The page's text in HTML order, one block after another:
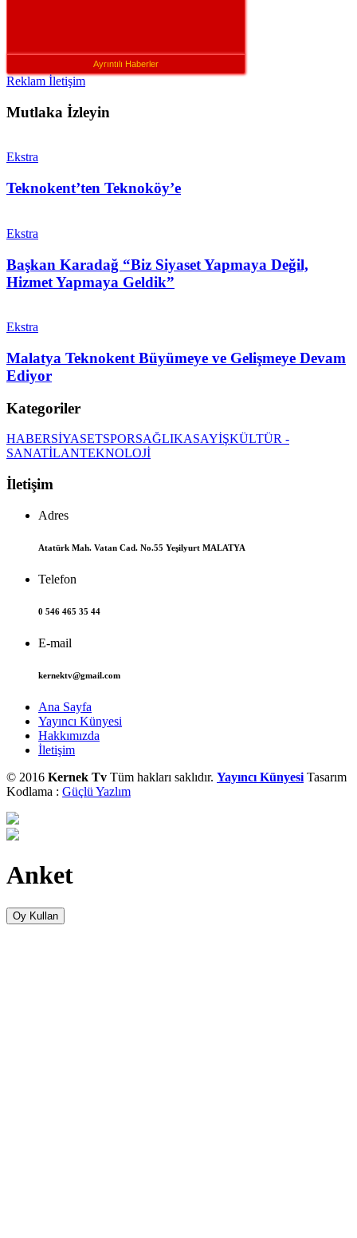
Ayrıntılı Haberler
Reklam İletişim
Mutlaka İzleyin
Ekstra
Teknokent’ten Teknoköy’e
Ekstra
Başkan Karadağ “Biz Siyaset Yapmaya Değil,
Hizmet Yapmaya Geldik”
Ekstra
Malatya Teknokent Büyümeye ve Gelişmeye Devam
Ediyor
Kategoriler
HABERSİYASETSPORSAĞLIKASAYİŞKÜLTÜR -
SANATİLANTEKNOLOJİ
İletişim
Adres
Atatürk Mah. Vatan Cad. No.55 Yeşilyurt MALATYA
Telefon
0 546 465 35 44
E-mail
kernektv@gmail.com
Ana Sayfa
Yayıncı Künyesi
Hakkımızda
İletişim
© 2016 Kernek Tv Tüm hakları saklıdır. Yayıncı Künyesi Tasarım
Kodlama : Güçlü Yazlım
Anket